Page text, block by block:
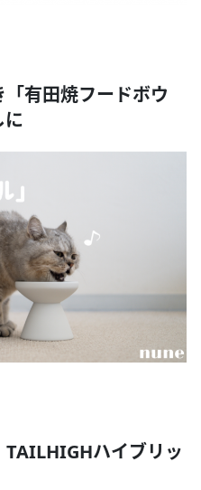
有田焼フードボウ
に
ハイブリッ